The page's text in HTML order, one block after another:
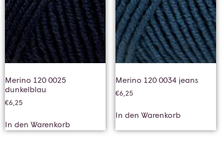
Merino 120 0025
dunkelblau
€6,25
In den Warenkorb
Merino 120 0034 jeans
€6,25
In den Warenkorb